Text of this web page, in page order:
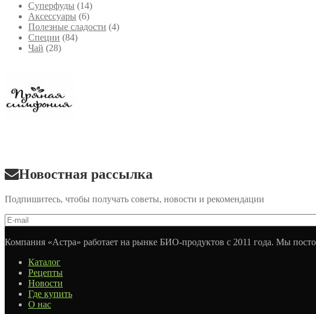
Cуперфуды (14)
Аксессуары (6)
Полезные сладости (4)
Специи (84)
Чай (28)
Новостная рассылка
Подпишитесь, чтобы получать советы, новости и рекомендации
Компания «Астра» работает на рынке БИО-продуктов с 2011 года. Мы
Каталог
Рецепты
Новости
Где купить
О нас